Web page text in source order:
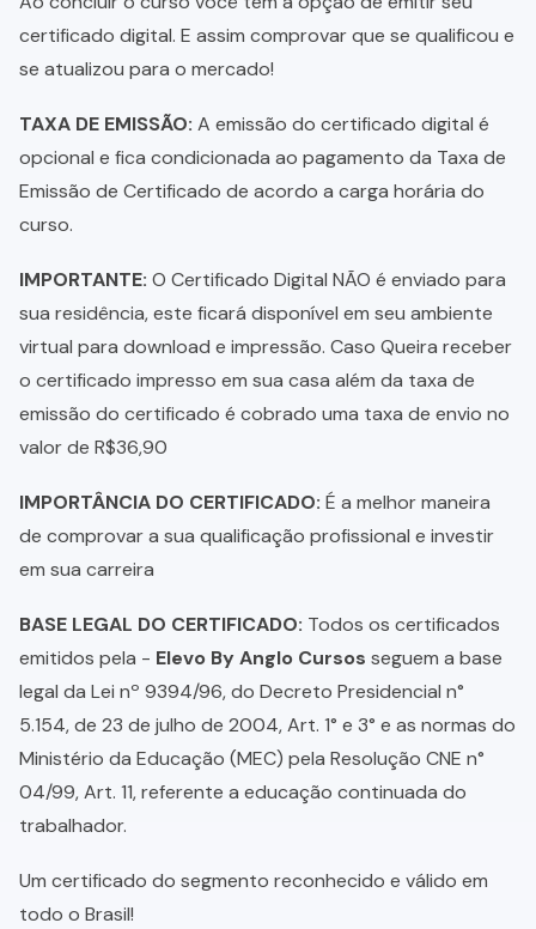
certificado digital. E assim comprovar que se qualificou e
se atualizou para o mercado!
TAXA DE EMISSÃO: A emissão do certificado digital é
opcional e fica condicionada ao pagamento da Taxa de
Emissão de Certificado de acordo a carga horária do
curso.
IMPORTANTE: O Certificado Digital NÃO é enviado para
sua residência, este ficará disponível em seu ambiente
virtual para download e impressão. Caso Queira receber
o certificado impresso em sua casa além da taxa de
emissão do certificado é cobrado uma taxa de envio no
valor de R$36,90
IMPORTÂNCIA DO CERTIFICADO: É a melhor maneira
de comprovar a sua qualificação profissional e investir
em sua carreira
BASE LEGAL DO CERTIFICADO: Todos os certificados
emitidos pela - Elevo By Anglo Cursos seguem a base
legal da Lei nº 9394/96, do Decreto Presidencial n°
5.154, de 23 de julho de 2004, Art. 1° e 3° e as normas do
Ministério da Educação (MEC) pela Resolução CNE n°
04/99, Art. 11, referente a educação continuada do
trabalhador.
Um certificado do segmento reconhecido e válido em
todo o Brasil!